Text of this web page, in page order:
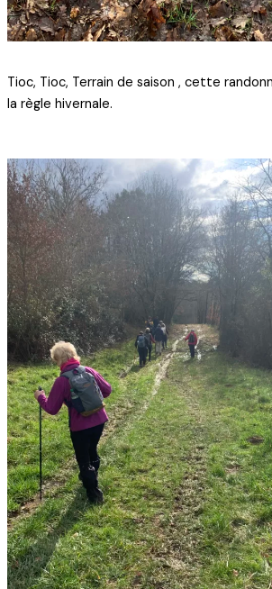
Tioc, Tioc, Terrain de saison , cette
la règle hivernale.